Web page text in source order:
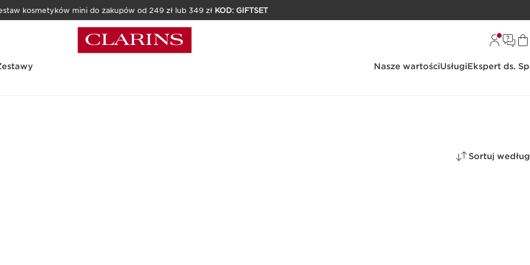
kosmetyków mini do zakupów od 249 zł lub 349 zł KOD: GIFTSET
Nasze wartościUsługiEkspert ds.
Sortuj według